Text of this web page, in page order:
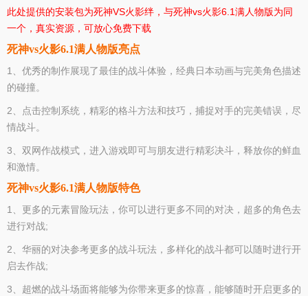
此处提供的安装包为死神VS火影绊，与死神vs火影6.1满人物版为同
一个，真实资源，可放心免费下载
死神vs火影6.1满人物版亮点
1、优秀的制作展现了最佳的战斗体验，经典日本动画与完美角色描述
的碰撞。
2、点击控制系统，精彩的格斗方法和技巧，捕捉对手的完美错误，尽
情战斗。
3、双网作战模式，进入游戏即可与朋友进行精彩决斗，释放你的鲜血
和激情。
死神vs火影6.1满人物版特色
1、更多的元素冒险玩法，你可以进行更多不同的对决，超多的角色去
进行对战;
2、华丽的对决参考更多的战斗玩法，多样化的战斗都可以随时进行开
启去作战;
3、超燃的战斗场面将能够为你带来更多的惊喜，能够随时开启更多的